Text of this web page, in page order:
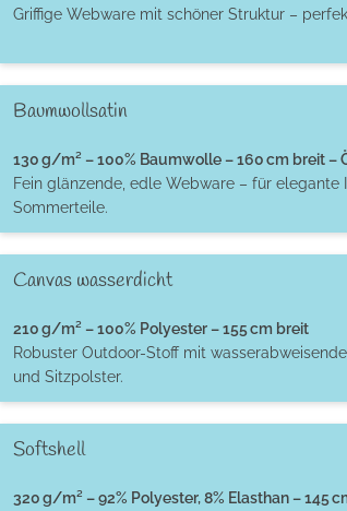
Griffige Webware mit schöner Struktur –
Baumwollsatin
130 g/m² – 100% Baumwolle – 160 cm breit –
Fein glänzende, edle Webware – für elegante
Sommerteile.
Canvas wasserdicht
210 g/m² – 100% Polyester – 155 cm breit
Robuster Outdoor-Stoff mit
und Sitzpolster.
Softshell
320 g/m² – 92% Polyester, 8% Elasthan –